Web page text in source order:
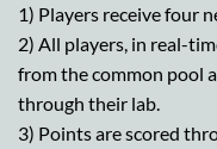
1) Players receive four
2) All players, in real-
from the common pool
through their lab.
3) Points are scored